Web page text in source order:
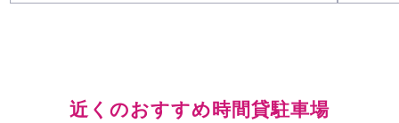
近くのおすすめ時間貸駐車場